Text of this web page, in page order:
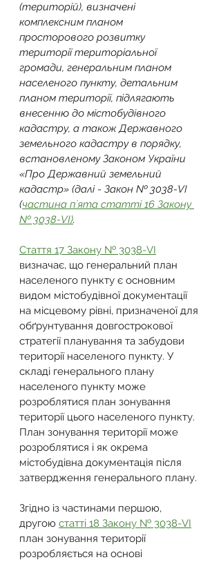
(територій), визначені
комплексним планом
просторового розвитку
території територіальної
громади, генеральним планом
населеного пункту, детальним
планом території, підлягають
внесенню до містобудівного
кадастру, а також Державного
земельного кадастру в порядку,
встановленому Законом України
«Про Державний земельний
кадастр» (далі - Закон № 3038-VI
(частина п`ята статті 16 Закону
№ 3038-VI).
Стаття 17 Закону № 3038-VI
визначає, що генеральний план
населеного пункту є основним
видом містобудівної документації
на місцевому рівні, призначеної для
обґрунтування довгострокової
стратегії планування та забудови
території населеного пункту. У
складі генерального плану
населеного пункту може
розроблятися план зонування
території цього населеного пункту.
План зонування території може
розроблятися і як окрема
містобудівна документація після
затвердження генерального плану.
Згідно із частинами першою,
другою статті 18 Закону № 3038-VI
план зонування території
розробляється на основі